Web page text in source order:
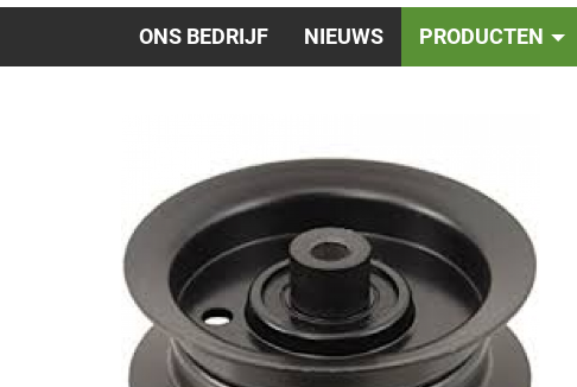
ONS BEDRIJF NIEUWS PRODUCTEN